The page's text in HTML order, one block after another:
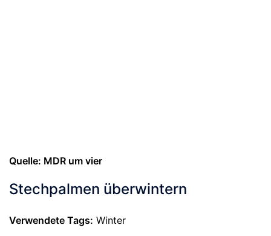
Quelle: MDR um vier
Stechpalmen überwintern
Verwendete Tags: Winter